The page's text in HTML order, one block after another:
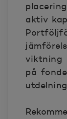
aktiv
viktning
på